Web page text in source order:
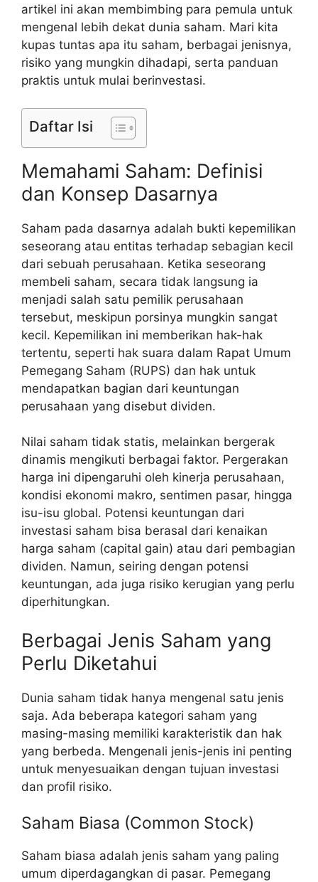
artikel ini akan membimbing para pemula untuk
mengenal lebih dekat dunia saham. Mari kita
kupas tuntas apa itu saham, berbagai jenisnya,
risiko yang mungkin dihadapi, serta panduan
praktis untuk mulai berinvestasi.
Daftar Isi
Memahami Saham: Definisi
dan Konsep Dasarnya
Saham pada dasarnya adalah bukti kepemilikan
seseorang atau entitas terhadap sebagian kecil
dari sebuah perusahaan. Ketika seseorang
membeli saham, secara tidak langsung ia
menjadi salah satu pemilik perusahaan
tersebut, meskipun porsinya mungkin sangat
kecil. Kepemilikan ini memberikan hak-hak
tertentu, seperti hak suara dalam Rapat Umum
Pemegang Saham (RUPS) dan hak untuk
mendapatkan bagian dari keuntungan
perusahaan yang disebut dividen.
Nilai saham tidak statis, melainkan bergerak
dinamis mengikuti berbagai faktor. Pergerakan
harga ini dipengaruhi oleh kinerja perusahaan,
kondisi ekonomi makro, sentimen pasar, hingga
isu-isu global. Potensi keuntungan dari
investasi saham bisa berasal dari kenaikan
harga saham (capital gain) atau dari pembagian
dividen. Namun, seiring dengan potensi
keuntungan, ada juga risiko kerugian yang perlu
diperhitungkan.
Berbagai Jenis Saham yang
Perlu Diketahui
Dunia saham tidak hanya mengenal satu jenis
saja. Ada beberapa kategori saham yang
masing-masing memiliki karakteristik dan hak
yang berbeda. Mengenali jenis-jenis ini penting
untuk menyesuaikan dengan tujuan investasi
dan profil risiko.
Saham Biasa (Common Stock)
Saham biasa adalah jenis saham yang paling
umum diperdagangkan di pasar. Pemegang